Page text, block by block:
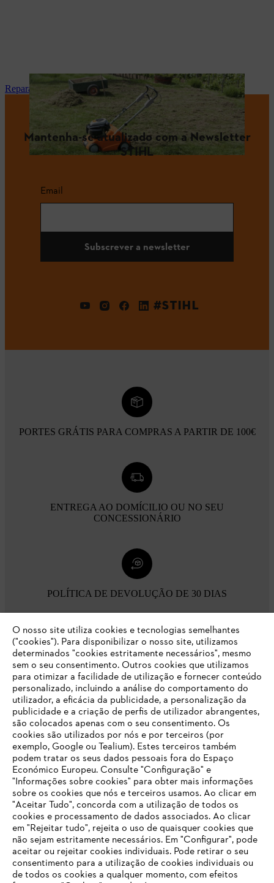
Reparação e manutenção
Mantenha-se atualizado com a Newsletter
STIHL
Email
Subscrever a newsletter
#STIHL
PORTES GRÁTIS PARA COMPRAS A PARTIR DE 100€
ENTREGA AO DOMÍCILIO OU NO SEU
CONCESSIONÁRIO
POLÍTICA DE DEVOLUÇÃO DE 30 DIAS
Opções de pagamento
Empresa
FAQs Loja Online
Contacto
O SEU NAVEGADOR NÃO SUPORTA
ESTE WEBSITE
Está utilizar um navegador que ainda não suportamos. Para
obter o melhor uso de nosso site, recomendamos que altere
para um dos seguintes navegadores:
O nosso site utiliza cookies e tecnologias semelhantes
("cookies"). Para disponibilizar o nosso site, utilizamos
determinados "cookies estritamente necessários", mesmo
sem o seu consentimento. Outros cookies que utilizamos
para otimizar a facilidade de utilização e fornecer conteúdo
personalizado, incluindo a análise do comportamento do
utilizador, a eficácia da publicidade, a personalização da
publicidade e a criação de perfis de utilizador abrangentes,
são colocados apenas com o seu consentimento. Os
cookies são utilizados por nós e por terceiros (por
exemplo, Google ou Tealium). Estes terceiros também
podem tratar os seus dados pessoais fora do Espaço
Económico Europeu. Consulte "Configuração" e
"Informações sobre cookies" para obter mais informações
sobre os cookies que nós e terceiros usamos. Ao clicar em
"Aceitar Tudo", concorda com a utilização de todos os
cookies e processamento de dados associados. Ao clicar
em "Rejeitar tudo", rejeita o uso de quaisquer cookies que
não sejam estritamente necessários. Em "Configurar", pode
aceitar ou rejeitar cookies individuais. Pode retirar o seu
consentimento para a utilização de cookies individuais ou
de todos os cookies a qualquer momento, com efeitos